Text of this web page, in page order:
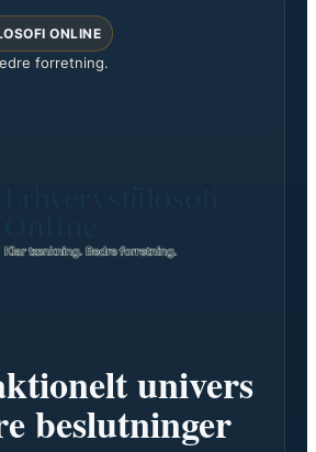
ONLINE
forretning.
univers
beslutninger